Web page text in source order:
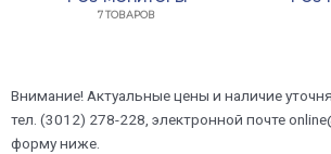
7 ТОВАРОВ
Внимание! Актуальные цены и наличие
тел. (3012) 278-228, электронной почте
форму ниже.